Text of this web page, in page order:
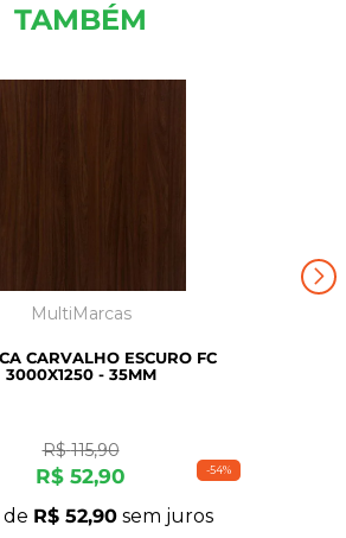
TAMBÉM
-54%
MultiMarcas
CARVALHO ESCURO FC
3000X1250 - 35MM
R$ 115,90
R$ 52,90
R$ 52,90sem juros